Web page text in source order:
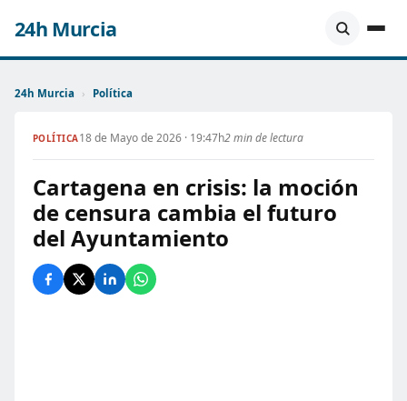
24h Murcia
24h Murcia › Política
POLÍTICA18 de Mayo de 2026 · 19:47h2 min de lectura
Cartagena en crisis: la moción
de censura cambia el futuro
del Ayuntamiento